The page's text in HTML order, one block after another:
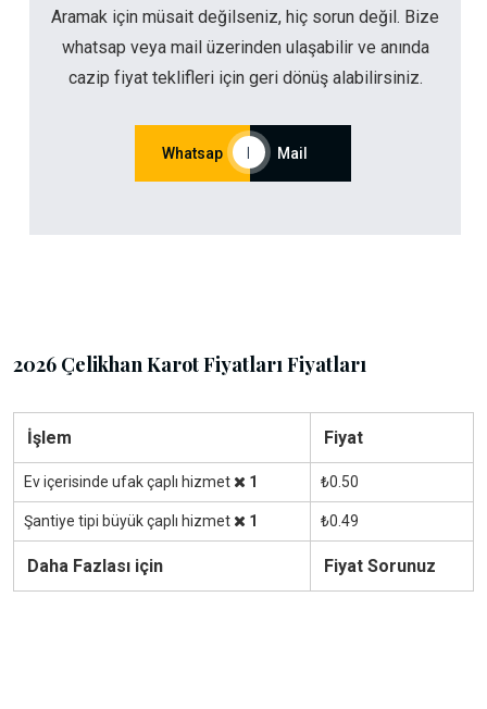
Aramak için müsait değilseniz, hiç sorun değil. Bize
whatsap veya mail üzerinden ulaşabilir ve anında
cazip fiyat teklifleri için geri dönüş alabilirsiniz.
Whatsap | Mail
2026 Çelikhan Karot Fiyatları Fiyatları
İşlem Fiyat
Ev içerisinde ufak çaplı hizmet 1 ₺0.50
Şantiye tipi büyük çaplı hizmet 1 ₺0.49
Daha Fazlası için Fiyat Sorunuz